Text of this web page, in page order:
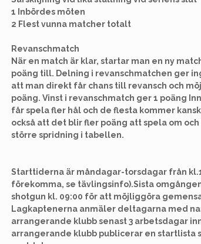
1 Inbördes möten
2 Flest vunna matcher totalt
Revanschmatch
När en match är klar, startar man en ny
poäng till. Delning i revanschmatchen ger
att man direkt får chans till revansch och
poäng. Vinst i revanschmatch ger 1 poäng
får spela fler hål och de flesta kommer
också att det blir fler poäng att spela om
större spridning i tabellen.
Starttiderna är måndagar-torsdagar från
förekomma, se tävlingsinfo).Sista
shotgun kl. 09:00 för att möjliggöra
Lagkaptenerna anmäler deltagarna med
arrangerande klubb senast 3 arbetsdagar
arrangerande klubb publicerar en startlista